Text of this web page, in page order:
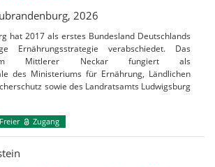
2026
hat 2017 als erstes Bundesland Deutschlands
Ernährungsstrategie verabschiedet. Das
Mittlerer Neckar fungiert als
des Ministeriums für Ernährung, Ländlichen
sowie des Landratsamts Ludwigsburg
Freier Zugang